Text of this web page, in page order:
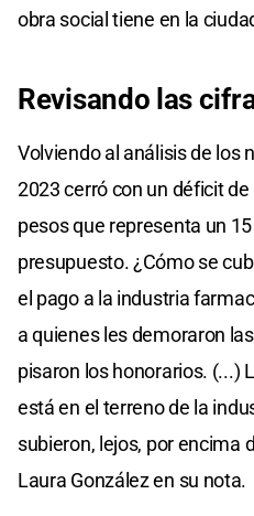
obra social tiene en la
Revisando las
Volviendo al análisis de los
2023 cerró con un déficit
pesos que representa un
presupuesto. ¿Cómo se
el pago a la industria
a quienes les demoraron
pisaron los honorarios. (...)
está en el terreno de la
subieron, lejos, por encima
Laura González en su nota.